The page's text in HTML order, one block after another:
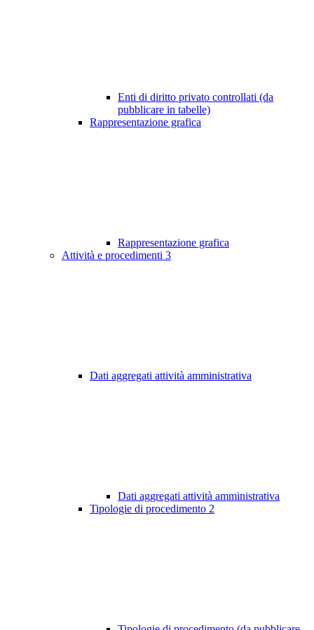
Enti di diritto privato controllati (da
pubblicare in tabelle)
Rappresentazione grafica
Rappresentazione grafica
Attività e procedimenti 3
Dati aggregati attività amministrativa
Dati aggregati attività amministrativa
Tipologie di procedimento 2